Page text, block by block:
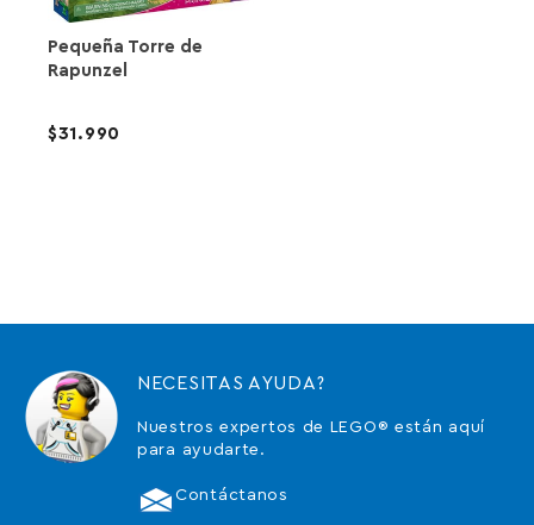
Pequeña Torre de
Rapunzel
31.990
NECESITAS AYUDA?
Nuestros expertos de LEGO® están aquí
para ayudarte.
Contáctanos